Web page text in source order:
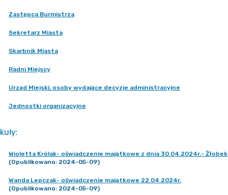
Zastępca Burmistrza
Sekretarz Miasta
Skarbnik Miasta
Radni Miejscy
Urząd Miejski, osoby wydające decyzje administracyjne
Jednostki organizacyjne
:
Wioletta Królak- oświadczenie majątkowe z dnia 30.04.2024r.- Żłobek
(Opublikowano: 2024-05-09)
Wanda Lepczak- oświadczenie majątkowe 22.04.2024r.
(Opublikowano: 2024-05-09)